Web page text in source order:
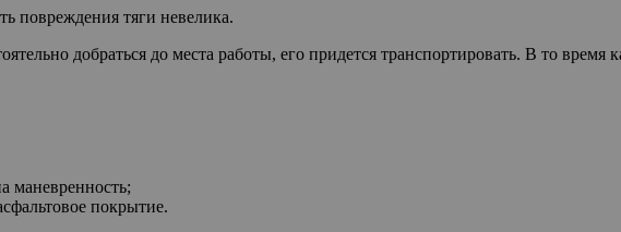
повреждения тяги невелика.
добраться до места работы, его придется транспортировать. В то время
маневренность;
покрытие.